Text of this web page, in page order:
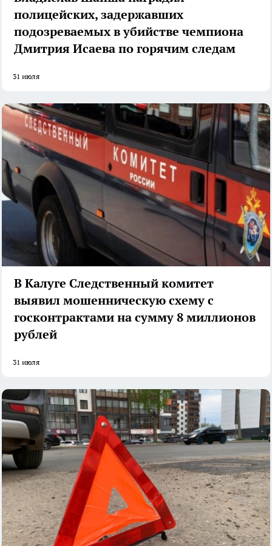
полицейских, задержавших
подозреваемых в убийстве чемпиона
Дмитрия Исаева по горячим следам
31 июля
В Калуге Следственный комитет
выявил мошенническую схему с
госконтрактами на сумму 8 миллионов
рублей
31 июля